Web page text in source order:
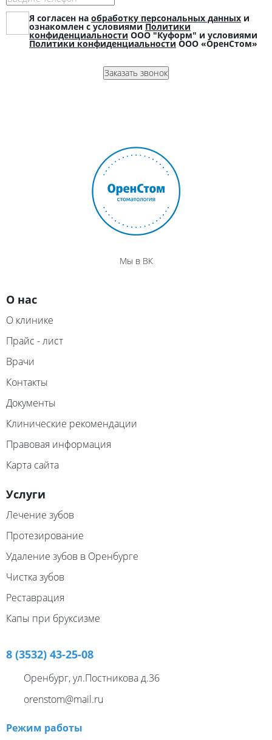
Я согласен на обработку персональных данных и
ознакомлен с условиямиПолитики
конфиденциальности ООО "Куформ" и условиями
Политики конфиденциальности ООО «ОренСтом»
Мы в ВК
О нас
О клинике
Прайс - лист
Врачи
Контакты
Документы
Клинические рекомендации
Правовая информация
Карта сайта
Услуги
Лечение зубов
Протезирование
Удаление зубов в Оренбурге
Чистка зубов
Реставрация
Капы при бруксизме
8 (3532) 43-25-08
Оренбург, ул.Постникова д.36
orenstom@mail.ru
Режим работы